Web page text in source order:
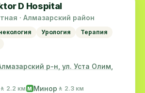
D Hospital
· Алмазарский район
Урология
Терапия
р-н, ул. Уста Олим,
🚶 2.2 км M Минор 🚶 2.3 км